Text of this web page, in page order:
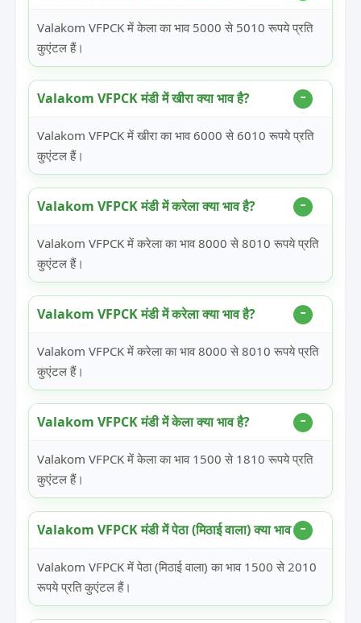
Valakom VFPCK में केला का भाव 5000 से 5010 रूपये प्रति
कुएंटल हैं।
Valakom VFPCK मंडी में खीरा क्या भाव है?
Valakom VFPCK में खीरा का भाव 6000 से 6010 रूपये प्रति
कुएंटल हैं।
Valakom VFPCK मंडी में करेला क्या भाव है?
Valakom VFPCK में करेला का भाव 8000 से 8010 रूपये प्रति
कुएंटल हैं।
Valakom VFPCK मंडी में करेला क्या भाव है?
Valakom VFPCK में करेला का भाव 8000 से 8010 रूपये प्रति
कुएंटल हैं।
Valakom VFPCK मंडी में केला क्या भाव है?
Valakom VFPCK में केला का भाव 1500 से 1810 रूपये प्रति
कुएंटल हैं।
Valakom VFPCK मंडी में पेठा (मिठाई वाला) क्या भाव है?
Valakom VFPCK में पेठा (मिठाई वाला) का भाव 1500 से 2010
रूपये प्रति कुएंटल हैं।